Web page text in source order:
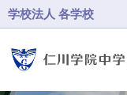
学校法人 各学校